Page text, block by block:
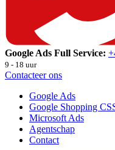
Google Ads Full Service:
9 - 18 uur
Contacteer ons
Google Ads
Google Shopping
Microsoft Ads
Agentschap
Contact